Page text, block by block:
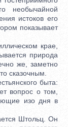
необычайной
истоков его
показывает
крае,
природа
же, заметно
сказочным.
быта:
вопрос о том,
изо дня в
Штольц. Он